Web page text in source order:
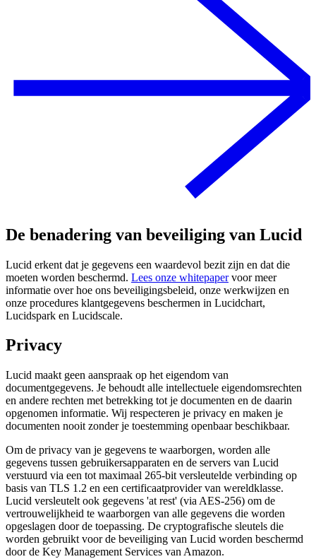
De benadering van beveiliging van Lucid
Lucid erkent dat je gegevens een waardevol bezit zijn en dat die
moeten worden beschermd. Lees onze whitepapervoor meer
informatie over hoe ons beveiligingsbeleid, onze werkwijzen en
onze procedures klantgegevens beschermen in Lucidchart,
Lucidspark en Lucidscale.
Privacy
Lucid maakt geen aanspraak op het eigendom van
documentgegevens. Je behoudt alle intellectuele eigendomsrechten
en andere rechten met betrekking tot je documenten en de daarin
opgenomen informatie. Wij respecteren je privacy en maken je
documenten nooit zonder je toestemming openbaar beschikbaar.
Om de privacy van je gegevens te waarborgen, worden alle
gegevens tussen gebruikersapparaten en de servers van Lucid
verstuurd via een tot maximaal 265-bit versleutelde verbinding op
basis van TLS 1.2 en een certificaatprovider van wereldklasse.
Lucid versleutelt ook gegevens 'at rest' (via AES-256) om de
vertrouwelijkheid te waarborgen van alle gegevens die worden
opgeslagen door de toepassing. De cryptografische sleutels die
worden gebruikt voor de beveiliging van Lucid worden beschermd
door de Key Management Services van Amazon.